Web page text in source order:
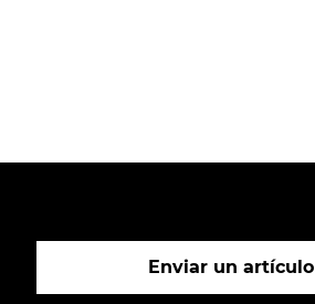
Enviar un artículo